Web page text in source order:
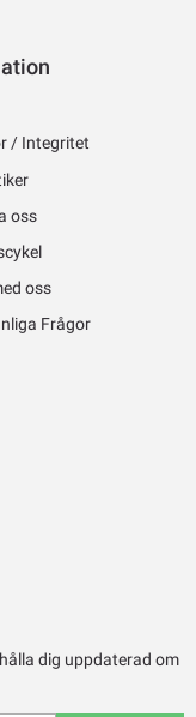
/ Integritet
oss
oss
Frågor
dig uppdaterad om